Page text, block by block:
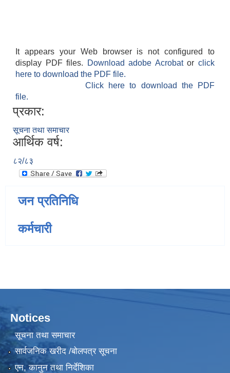
It appears your Web browser is not configured to
display PDF files.
Download adobe Acrobatorclick
here to download the PDF file.
Click here to download the PDF
file.
प्रकार:
सूचना तथा समाचार
आर्थिक वर्ष:
८२/८३
जन प्रतिनिधि
कर्मचारी
Notices
सूचना तथा समाचार
सार्वजनिक खरीद /बोलपत्र सूचना
एन, कानुन तथा निर्देशिका